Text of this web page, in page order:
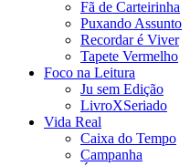
Fã de Carteirinha
Puxando Assunto
Recordar é Viver
Tapete Vermelho
Foco na Leitura
Ju sem Edição
LivroXSeriado
Vida Real
Caixa do Tempo
Campanha